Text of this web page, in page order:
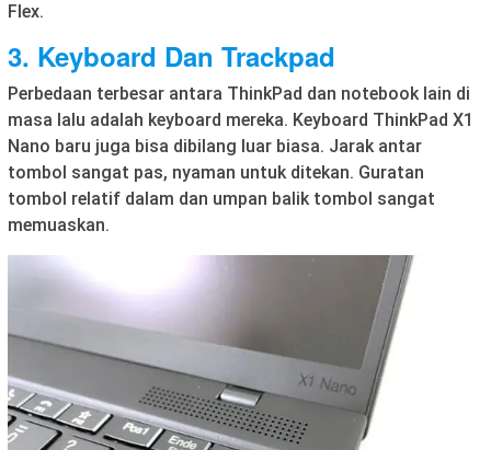
Flex.
3. Keyboard Dan Trackpad
Perbedaan terbesar antara ThinkPad dan notebook lain di
masa lalu adalah keyboard mereka. Keyboard ThinkPad X1
Nano baru juga bisa dibilang luar biasa. Jarak antar
tombol sangat pas, nyaman untuk ditekan. Guratan
tombol relatif dalam dan umpan balik tombol sangat
memuaskan.